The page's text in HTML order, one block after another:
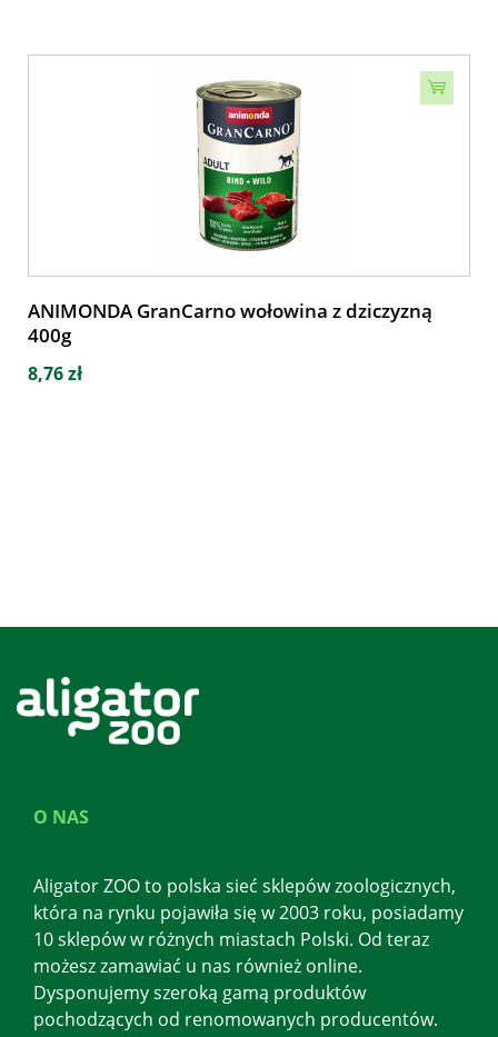
ANIMONDA GranCarno wołowina z dziczyzną
400g
8,76 zł
O NAS
Aligator ZOO to polska sieć sklepów zoologicznych,
która na rynku pojawiła się w 2003 roku, posiadamy
10 sklepów w różnych miastach Polski. Od teraz
możesz zamawiać u nas również online.
Dysponujemy szeroką gamą produktów
pochodzących od renomowanych producentów.